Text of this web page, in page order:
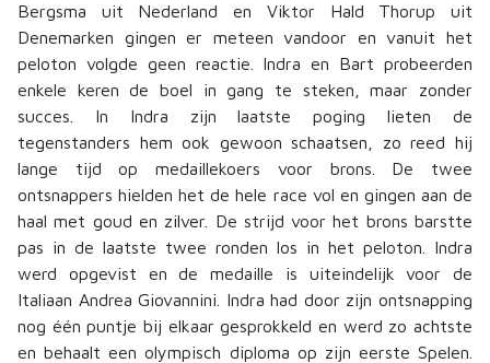
Bergsma uit Nederland en Viktor Hald Thorup uit
Denemarken gingen er meteen vandoor en vanuit het
peloton volgde geen reactie. Indra en Bart probeerden
enkele keren de boel in gang te steken, maar zonder
succes. In Indra zijn laatste poging lieten de
tegenstanders hem ook gewoon schaatsen, zo reed hij
lange tijd op medaillekoers voor brons. De twee
ontsnappers hielden het de hele race vol en gingen aan de
haal met goud en zilver. De strijd voor het brons barstte
pas in de laatste twee ronden los in het peloton. Indra
werd opgevist en de medaille is uiteindelijk voor de
Italiaan Andrea Giovannini. Indra had door zijn ontsnapping
nog één puntje bij elkaar gesprokkeld en werd zo achtste
en behaalt een olympisch diploma op zijn eerste Spelen.